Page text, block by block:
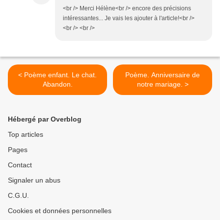
<br /> Merci Hélène<br /> encore des précisions
intéressantes... Je vais les ajouter à l'article!<br />
<br /> <br />
< Poème enfant. Le chat.
Abandon.
Poème. Anniversaire de
notre mariage. >
Hébergé par Overblog
Top articles
Pages
Contact
Signaler un abus
C.G.U.
Cookies et données personnelles